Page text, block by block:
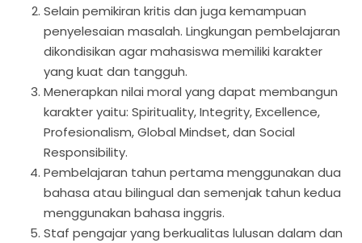
Selain pemikiran kritis dan juga kemampuan
penyelesaian masalah. Lingkungan pembelajaran
dikondisikan agar mahasiswa memiliki karakter
yang kuat dan tangguh.
Menerapkan nilai moral yang dapat membangun
karakter yaitu: Spirituality, Integrity, Excellence,
Profesionalism, Global Mindset, dan Social
Responsibility.
Pembelajaran tahun pertama menggunakan dua
bahasa atau bilingual dan semenjak tahun kedua
menggunakan bahasa inggris.
Staf pengajar yang berkualitas lulusan dalam dan